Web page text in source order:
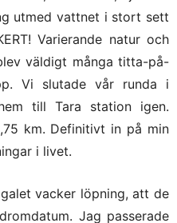
utmed vattnet i stort sett
Varierande natur och
väldigt många titta-på-
Vi slutade vår runda i
till Tara station igen.
km. Definitivt in på min
i livet.
vacker löpning, att de
Jag passerade